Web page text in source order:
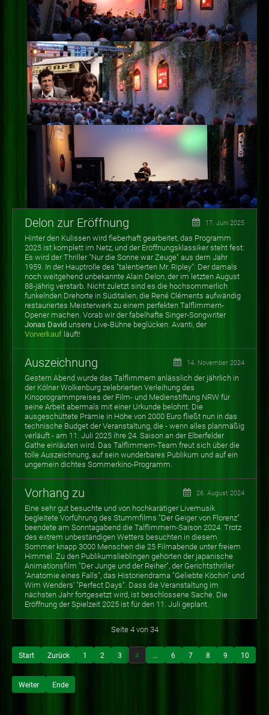
Delon zur Eröffnung 17. Juni 2025
Hinter den Kulissen wird fieberhaft gearbeitet, das Programm
2025 ist komplett im Netz, und der Eröffnungsklassiker steht fest:
Es wird der Thriller "Nur die Sonne war Zeuge" aus dem Jahr
1959. In der Hauptrolle des "talentierten Mr. Ripley": Der damals
noch weitgehend unbekannte Alain Delon, der im letzten August
88-jährig verstarb. Nicht zuletzt sind es die hochsommerlich
funkelnden Drehorte in Süditalien, die René Cléments aufwändig
restauriertes Meisterwerk zu einem perfekten Talflimmern-
Opener machen. Vorab wir der fabelhafte Singer-Songwriter
Jonas David unsere Live-Bühne beglücken. Avanti, der
Vorverkauf läuft!
Auszeichnung 14. November 2024
Gestern Abend wurde das Talflimmern anlässlich der jährlich in
der Kölner Wolkenburg zelebrierten Verleihung des
Kinoprogrammpreises der Film- und Medienstiftung NRW für
seine Arbeit abermals mit einer Urkunde belohnt. Die
ausgeschüttete Prämie in Höhe von 2000 Euro fließt nun in das
technische Budget der Veranstaltung, die - wenn alles planmäßig
verläuft - am 11. Juli 2025 ihre 24. Saison an der Elberfelder
Gathe einläuten wird. Das Talflimmern-Team freut sich über die
tolle Auszeichnung, auf sein wunderbares Publikum und auf ein
ungemein dichtes Sommerkino-Programm.
Vorhang zu 26. August 2024
Eine sehr gut besuchte und von hochkarätiger Livemusik
begleitete Vorführung des Stummfilms "Der Geiger von Florenz"
beendete am Sonntagabend die Talflimmern-Saison 2024. Trotz
des extrem unbeständigen Wetters besuchten in diesem
Sommer knapp 3000 Menschen die 25 Filmabende unter freiem
Himmel. Zu den Publikumslieblingen gehörten der japanische
Animationsfilm "Der Junge und der Reiher", der Gerichtsthriller
"Anatomie eines Falls", das Historiendrama "Geliebte Köchin" und
Wim Wenders' "Perfect Days". Dass die Veranstaltung im
nächsten Jahr fortgesetzt wird, ist beschlossene Sache. Die
Eröffnung der Spielzeit 2025 ist für den 11. Juli geplant.
Seite 4 von 34
Start Zurück 1 2 3 4 ... 6 7 8 9 10
Weiter Ende